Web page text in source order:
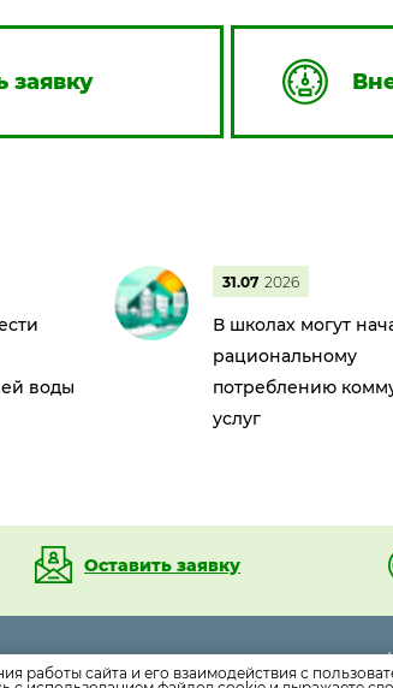
заявку
воды
31.07 2026
В школах могут
рациональному
потреблению
услуг
Оставить заявку
-6-01-01
работы сайта и его взаимодействия с